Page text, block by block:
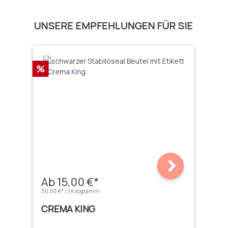
Produktgalerie überspringen
UNSERE EMPFEHLUNGEN FÜR SIE
Rabatt
%
Ab 15,00 €*
30,00 €* / 1 Kilogramm
CREMA KING